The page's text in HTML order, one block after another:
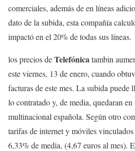
comerciales, además de en líneas
dato de la subida, esta compañía
impactó en el 20% de todas sus líneas.
los precios deTelefónicatambin
este viernes, 13 de enero, cuando
facturas de este mes. La subida puede
lo contratado y, de media, quedaran
multinacional española. Según otro
tarifas de internet y móviles
6,33% de media, (4,67 euros al mes).